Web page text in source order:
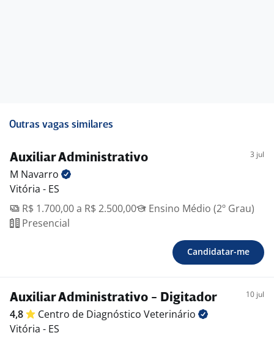
Outras vagas similares
Auxiliar Administrativo 3 jul
M Navarro
Vitória - ES
R$ 1.700,00 a R$ 2.500,00
Ensino Médio (2º Grau)
Presencial
Candidatar-me
Auxiliar Administrativo - Digitador 10 jul
4,8 Centro de Diagnóstico Veterinário
Vitória - ES